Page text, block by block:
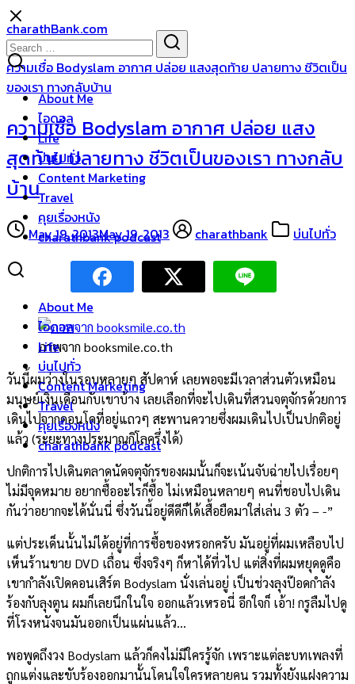
Skip
to
content
charathBank.com
About Me
ไอดอล
Life
บ่นไปทั่ว
Content Marketing
Travel
คุยเรื่องหนัง
charathbank podcast
About Me
ไอดอล
Life
บ่นไปทั่ว
Content Marketing
Travel
คุยเรื่องหนัง
charathbank podcast
Search
for:
ความเชื่อ Bodyslam อากาศ ปล่อย แสงสุดท้าย ปลายทาง ชีวิตเป็น
ของเรา ทางกลับบ้าน
ความเชื่อ Bodyslam อากาศ ปล่อย แสง
สุดท้าย ปลายทาง ชีวิตเป็นของเรา ทางกลับ
บ้าน
May 19, 2013May 19, 2013 charathbank บ่นไปทั่ว
ภาพจาก booksmile.co.th
วันนี้ผมว่างในรอบหลายๆ สัปดาห์ เลยพอจะมีเวลาส่วนตัวเหมือน
มนุษย์เงินเดือนกับเขาบ้าง เลยเลือกที่จะไปเดินที่สวนจตุจักรด้วยการ
เดินไปจากคอนโดที่อยู่แถวๆ สะพานควายซึ่งผมเดินไปเป็นปกติอยู่
แล้ว (ระยะทางประมาณกิโลครึ่งได้)
ปกติการไปเดินตลาดนัดจตุจักรของผมนั้นก็จะเน้นจับฉ่ายไปเรื่อยๆ
ไม่มีจุดหมาย อยากซื้ออะไรก็ซื้อ ไม่เหมือนหลายๆ คนที่ชอบไปเดิน
กันว่าอยากจะได้นั่นนี่ ซึ่งวันนี้อยู่ดีดีก็ได้เสื้อยืดมาใส่เล่น 3 ตัว – -”
แต่ประเด็นนั้นไม่ได้อยู่ที่การซื้อของหรอกครับ มันอยู่ที่ผมเหลือบไป
เห็นร้านขาย DVD เถื่อน ซึ่งจริงๆ ก็หาได้ที่วไป แต่สิ่งที่ผมหยุดดูคือ
เขากำลังเปิดคอนเสิร์ต Bodyslam นั่งเล่นอยู่ เป็นช่วงลุงป๊อดกำลัง
ร้องกับลุงตูน ผมก็เลยนึกในใจ ออกแล้วเหรอนี่ อีกใจก็ เอ้า! กรูลืมไปดู
ที่โรงหนังจนมันออกเป็นแผ่นแล้ว…
พอพูดถึงวง Bodyslam แล้วก็คงไม่มีใครรู้จัก เพราะแต่ละบทเพลงที่
ถูกแต่งและขับร้องออกมานั้นโดนใจใครหลายคน รวมทั้งยังแฝงความ